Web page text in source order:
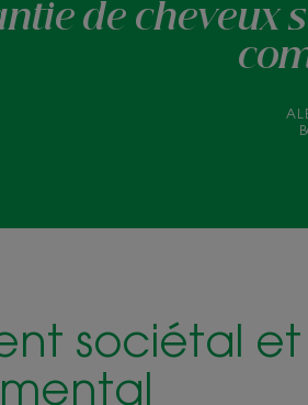
de cheveux
sociétal et